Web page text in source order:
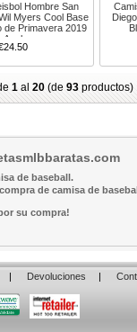
Hombre San
Myers Cool Base
de Primavera 2019
Azul
1 al 20 (de 93 productos)
de baseball.
de camisa de
su compra!
| Devoluciones |